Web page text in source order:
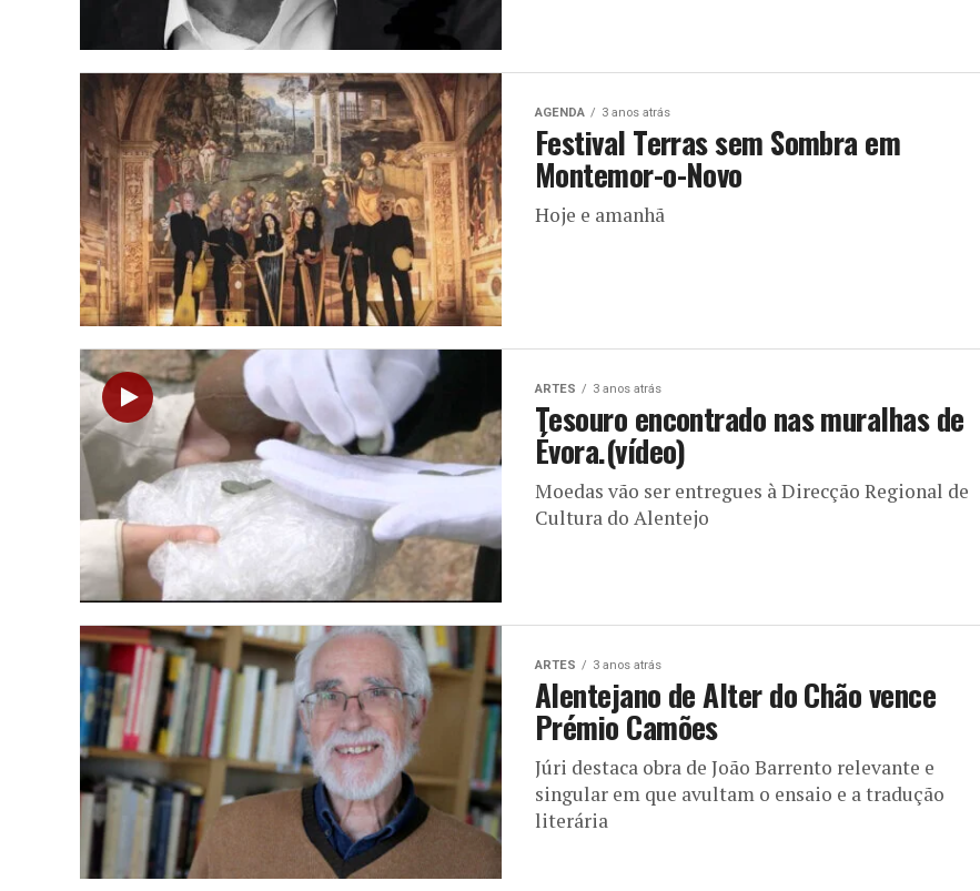
AGENDA 3 anos atrás
Festival Terras sem Sombra em
Montemor-o-Novo
Hoje e amanhã
ARTES 3 anos atrás
Tesouro encontrado nas muralhas de
Évora.(vídeo)
Moedas vão ser entregues à Direcção Regional de
Cultura do Alentejo
ARTES 3 anos atrás
Alentejano de Alter do Chão vence
Prémio Camões
Júri destaca obra de João Barrento relevante e
singular em que avultam o ensaio e a tradução
literária